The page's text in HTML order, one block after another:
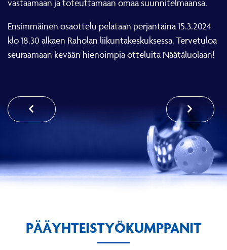
Ensimmäinen osaottelu pelataan perjantaina 15.3.2024
klo 18.30 alkaen Raholan liikuntakeskuksessa. Tervetuloa
seuraamaan kevään hienoimpia otteluita Näätäluolaan!
PÄÄYHTEISTYÖKUMPPANIT